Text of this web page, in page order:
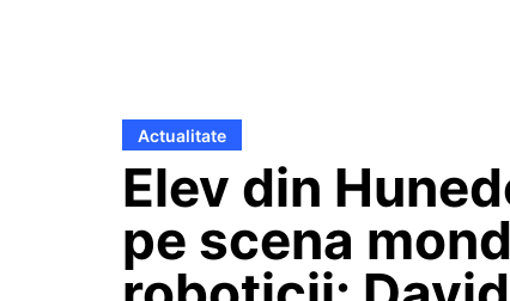
Actualitate
Elev din
pe scena